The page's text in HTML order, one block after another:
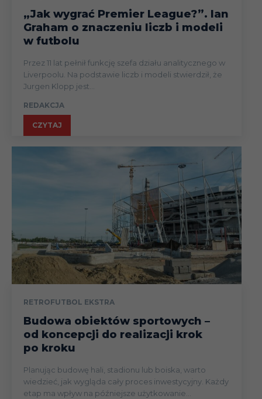
„Jak wygrać Premier League?”. Ian
Graham o znaczeniu liczb i modeli
w futbolu
Przez 11 lat pełnił funkcję szefa działu analitycznego w
Liverpoolu. Na podstawie liczb i modeli stwierdził, że
Jurgen Klopp jest...
REDAKCJA
CZYTAJ
RETROFUTBOL EKSTRA
Budowa obiektów sportowych –
od koncepcji do realizacji krok
po kroku
Planując budowę hali, stadionu lub boiska, warto
wiedzieć, jak wygląda cały proces inwestycyjny. Każdy
etap ma wpływ na późniejsze użytkowanie...